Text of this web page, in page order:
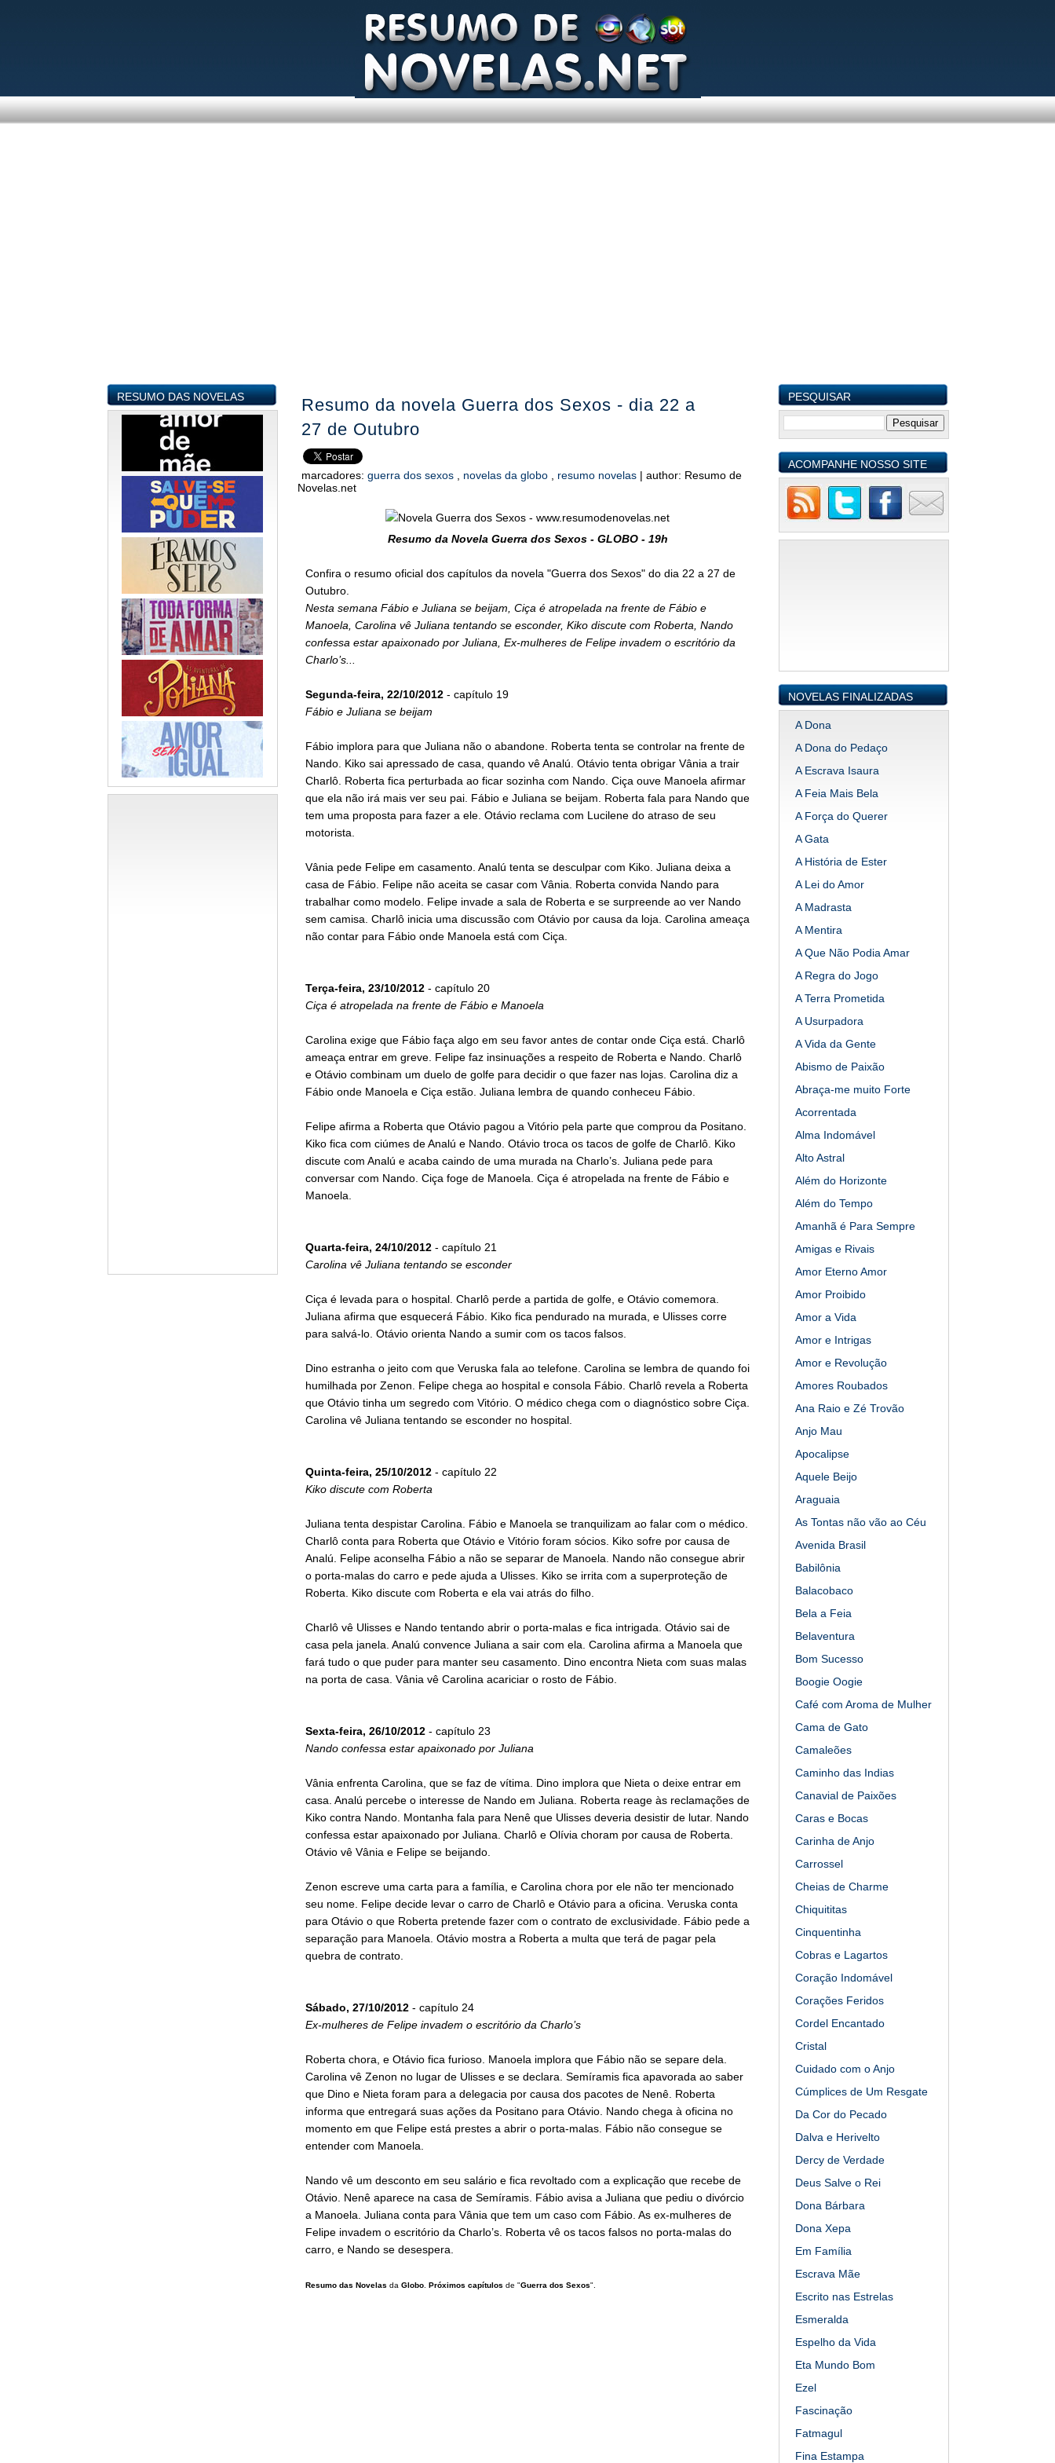
RESUMO DAS NOVELAS
Resumo da novela Guerra dos Sexos - dia 22 a
27 de Outubro
marcadores: guerra dos sexos novelas da globo resumo novelas | author: Resumo de
Novelas.net
Resumo da Novela Guerra dos Sexos - GLOBO - 19h
Confira o resumo oficial dos capítulos da novela "Guerra dos Sexos" do dia 22 a 27 de
Outubro.
Nesta semana Fábio e Juliana se beijam, Ciça é atropelada na frente de Fábio e
Manoela, Carolina vê Juliana tentando se esconder, Kiko discute com Roberta, Nando
confessa estar apaixonado por Juliana, Ex-mulheres de Felipe invadem o escritório da
Charlo’s...
Segunda-feira, 22/10/2012- capítulo 19
Fábio e Juliana se beijam
Fábio implora para que Juliana não o abandone. Roberta tenta se controlar na frente de
Nando. Kiko sai apressado de casa, quando vê Analú. Otávio tenta obrigar Vânia a trair
Charlô. Roberta fica perturbada ao ficar sozinha com Nando. Ciça ouve Manoela afirmar
que ela não irá mais ver seu pai. Fábio e Juliana se beijam. Roberta fala para Nando que
tem uma proposta para fazer a ele. Otávio reclama com Lucilene do atraso de seu
motorista.
Vânia pede Felipe em casamento. Analú tenta se desculpar com Kiko. Juliana deixa a
casa de Fábio. Felipe não aceita se casar com Vânia. Roberta convida Nando para
trabalhar como modelo. Felipe invade a sala de Roberta e se surpreende ao ver Nando
sem camisa. Charlô inicia uma discussão com Otávio por causa da loja. Carolina ameaça
não contar para Fábio onde Manoela está com Ciça.
Terça-feira, 23/10/2012- capítulo 20
Ciça é atropelada na frente de Fábio e Manoela
Carolina exige que Fábio faça algo em seu favor antes de contar onde Ciça está. Charlô
ameaça entrar em greve. Felipe faz insinuações a respeito de Roberta e Nando. Charlô
e Otávio combinam um duelo de golfe para decidir o que fazer nas lojas. Carolina diz a
Fábio onde Manoela e Ciça estão. Juliana lembra de quando conheceu Fábio.
Felipe afirma a Roberta que Otávio pagou a Vitório pela parte que comprou da Positano.
Kiko fica com ciúmes de Analú e Nando. Otávio troca os tacos de golfe de Charlô. Kiko
discute com Analú e acaba caindo de uma murada na Charlo’s. Juliana pede para
conversar com Nando. Ciça foge de Manoela. Ciça é atropelada na frente de Fábio e
Manoela.
Quarta-feira, 24/10/2012- capítulo 21
Carolina vê Juliana tentando se esconder
Ciça é levada para o hospital. Charlô perde a partida de golfe, e Otávio comemora.
Juliana afirma que esquecerá Fábio. Kiko fica pendurado na murada, e Ulisses corre
para salvá-lo. Otávio orienta Nando a sumir com os tacos falsos.
Dino estranha o jeito com que Veruska fala ao telefone. Carolina se lembra de quando foi
humilhada por Zenon. Felipe chega ao hospital e consola Fábio. Charlô revela a Roberta
que Otávio tinha um segredo com Vitório. O médico chega com o diagnóstico sobre Ciça.
Carolina vê Juliana tentando se esconder no hospital.
Quinta-feira, 25/10/2012- capítulo 22
Kiko discute com Roberta
Juliana tenta despistar Carolina. Fábio e Manoela se tranquilizam ao falar com o médico.
Charlô conta para Roberta que Otávio e Vitório foram sócios. Kiko sofre por causa de
Analú. Felipe aconselha Fábio a não se separar de Manoela. Nando não consegue abrir
o porta-malas do carro e pede ajuda a Ulisses. Kiko se irrita com a superproteção de
Roberta. Kiko discute com Roberta e ela vai atrás do filho.
Charlô vê Ulisses e Nando tentando abrir o porta-malas e fica intrigada. Otávio sai de
casa pela janela. Analú convence Juliana a sair com ela. Carolina afirma a Manoela que
fará tudo o que puder para manter seu casamento. Dino encontra Nieta com suas malas
na porta de casa. Vânia vê Carolina acariciar o rosto de Fábio.
Sexta-feira, 26/10/2012- capítulo 23
Nando confessa estar apaixonado por Juliana
Vânia enfrenta Carolina, que se faz de vítima. Dino implora que Nieta o deixe entrar em
casa. Analú percebe o interesse de Nando em Juliana. Roberta reage às reclamações de
Kiko contra Nando. Montanha fala para Nenê que Ulisses deveria desistir de lutar. Nando
confessa estar apaixonado por Juliana. Charlô e Olívia choram por causa de Roberta.
Otávio vê Vânia e Felipe se beijando.
Zenon escreve uma carta para a família, e Carolina chora por ele não ter mencionado
seu nome. Felipe decide levar o carro de Charlô e Otávio para a oficina. Veruska conta
para Otávio o que Roberta pretende fazer com o contrato de exclusividade. Fábio pede a
separação para Manoela. Otávio mostra a Roberta a multa que terá de pagar pela
quebra de contrato.
Sábado, 27/10/2012- capítulo 24
Ex-mulheres de Felipe invadem o escritório da Charlo’s
Roberta chora, e Otávio fica furioso. Manoela implora que Fábio não se separe dela.
Carolina vê Zenon no lugar de Ulisses e se declara. Semíramis fica apavorada ao saber
que Dino e Nieta foram para a delegacia por causa dos pacotes de Nenê. Roberta
informa que entregará suas ações da Positano para Otávio. Nando chega à oficina no
momento em que Felipe está prestes a abrir o porta-malas. Fábio não consegue se
entender com Manoela.
Nando vê um desconto em seu salário e fica revoltado com a explicação que recebe de
Otávio. Nenê aparece na casa de Semíramis. Fábio avisa a Juliana que pediu o divórcio
a Manoela. Juliana conta para Vânia que tem um caso com Fábio. As ex-mulheres de
Felipe invadem o escritório da Charlo’s. Roberta vê os tacos falsos no porta-malas do
carro, e Nando se desespera.
Resumo das Novelas da Globo. Próximos capítulos de "Guerra dos Sexos".
PESQUISAR
ACOMPANHE NOSSO SITE
NOVELAS FINALIZADAS
A Dona
A Dona do Pedaço
A Escrava Isaura
A Feia Mais Bela
A Força do Querer
A Gata
A História de Ester
A Lei do Amor
A Madrasta
A Mentira
A Que Não Podia Amar
A Regra do Jogo
A Terra Prometida
A Usurpadora
A Vida da Gente
Abismo de Paixão
Abraça-me muito Forte
Acorrentada
Alma Indomável
Alto Astral
Além do Horizonte
Além do Tempo
Amanhã é Para Sempre
Amigas e Rivais
Amor Eterno Amor
Amor Proibido
Amor a Vida
Amor e Intrigas
Amor e Revolução
Amores Roubados
Ana Raio e Zé Trovão
Anjo Mau
Apocalipse
Aquele Beijo
Araguaia
As Tontas não vão ao Céu
Avenida Brasil
Babilônia
Balacobaco
Bela a Feia
Belaventura
Bom Sucesso
Boogie Oogie
Café com Aroma de Mulher
Cama de Gato
Camaleões
Caminho das Indias
Canavial de Paixões
Caras e Bocas
Carinha de Anjo
Carrossel
Cheias de Charme
Chiquititas
Cinquentinha
Cobras e Lagartos
Coração Indomável
Corações Feridos
Cordel Encantado
Cristal
Cuidado com o Anjo
Cúmplices de Um Resgate
Da Cor do Pecado
Dalva e Herivelto
Dercy de Verdade
Deus Salve o Rei
Dona Bárbara
Dona Xepa
Em Família
Escrava Mãe
Escrito nas Estrelas
Esmeralda
Espelho da Vida
Eta Mundo Bom
Ezel
Fascinação
Fatmagul
Fina Estampa